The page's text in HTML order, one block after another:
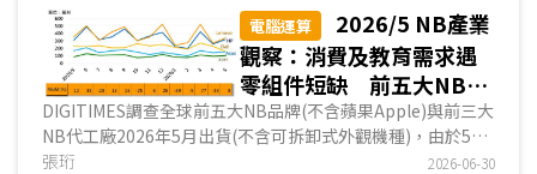
運算、儲存伺服器。品牌商出貨則衰退5.6%，除較大型雲端
業者受到更多供給限制外，一般企業對伺服器漲價亦較難接
受，因而造成出貨不如預期。進入2026年第3季，全球伺服器
出貨量預估將首度突破500萬台大關，較前季季增2.8%，成
長動能雖延續，但因缺料問題壓抑，增速將較前季放緩...
電腦運算
2026/5 NB產業
觀察：消費及教育需求遇
零組件短缺 前五大NB品
牌合計出貨月增僅8%
DIGITIMES調查全球前五大NB品牌(不含蘋果Apple)與前三大
NB代工廠2026年5月出貨(不含可拆卸式外觀機種)，由於5月
教育標案市場進入放量期，Chromebook等教育機款出貨成
張珩 2026-06-30